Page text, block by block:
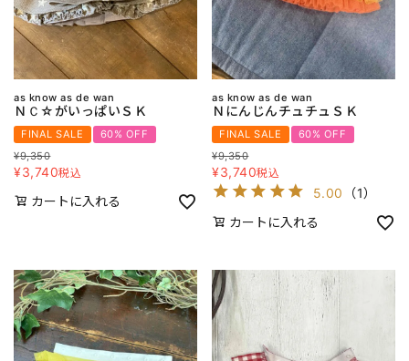
as know as de wan
ＮＣ☆がいっぱいＳＫ
FINAL SALE
60% OFF
¥9,350
¥3,740税込
カートに入れる
as know as de wan
ＮにんじんチュチュＳＫ
FINAL SALE
60% OFF
¥9,350
¥3,740税込
5.00 （1）
カートに入れる